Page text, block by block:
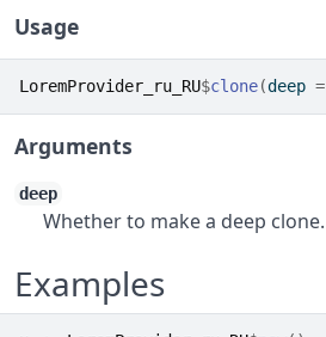
Usage
LoremProvider_ru_RU$clone(deep =
Arguments
deep
Whether to make a deep clone.
Examples